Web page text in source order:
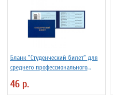
Бланк "Студенческий билет" для
среднего профессионального
46 р.